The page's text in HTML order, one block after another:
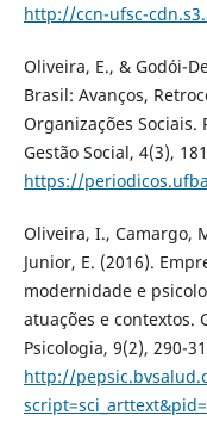
http://ccn-ufsc-
Oliveira, E., & Godói-
Brasil: Avanços,
Organizações
Gestão Social, 4(3),
https://
Oliveira, I., Camargo,
Junior, E. (2016).
modernidade e
atuações e contextos.
Psicologia, 9(2), 290-
http://